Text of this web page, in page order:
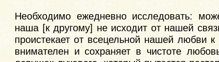
Необходимо ежедневно исследовать:
наша [к другому] не исходит от нашей
проистекает от всецельной нашей любви к
внимателен и сохраняет в чистоте